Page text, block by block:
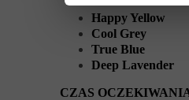
Happy Yellow
Cool Grey
True Blue
Deep Lavender
CZAS